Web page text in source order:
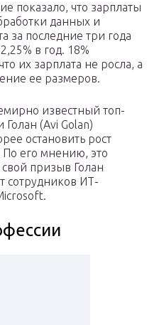
показало, что зарплаты
данных и
за последние три года
в год. 18%
их зарплата не росла, а
ее размеров.
известный топ-
(Avi Golan)
остановить рост
По его мнению, это
свой призыв Голан
сотрудников ИТ-